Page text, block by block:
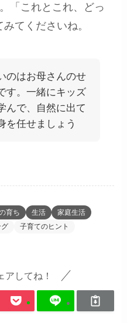
「これとこれ、どっ
てくださいね。
のはお母さんのせ
す。一緒にキッズ
んで、自然に出て
を任せましょう
育ち 生活
家庭生活
グ
子育てのヒント
アしてね！